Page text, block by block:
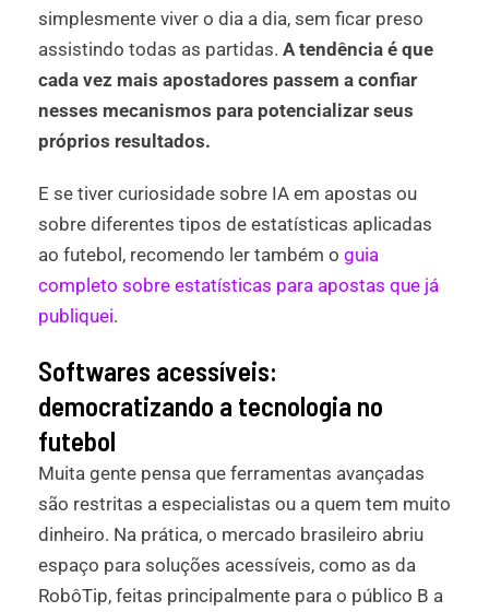
simplesmente viver o dia a dia, sem ficar preso
assistindo todas as partidas. A tendência é que
cada vez mais apostadores passem a confiar
nesses mecanismos para potencializar seus
próprios resultados.
E se tiver curiosidade sobre IA em apostas ou
sobre diferentes tipos de estatísticas aplicadas
ao futebol, recomendo ler também o guia
completo sobre estatísticas para apostas que já
publiquei.
Softwares acessíveis:
democratizando a tecnologia no
futebol
Muita gente pensa que ferramentas avançadas
são restritas a especialistas ou a quem tem muito
dinheiro. Na prática, o mercado brasileiro abriu
espaço para soluções acessíveis, como as da
RobôTip, feitas principalmente para o público B a